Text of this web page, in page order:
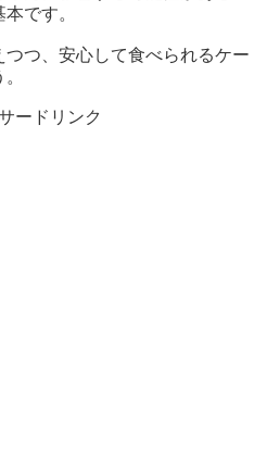
です。
つ、安心して食べられるケー
ードリンク